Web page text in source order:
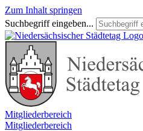
Zum Inhalt springen
Suchbegriff eingeben...
Mitgliederbereich
Mitgliederbereich